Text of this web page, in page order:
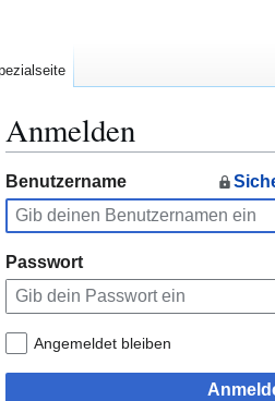
Anmelden
Zur
Navigation
springen
Zur
Suche
springen
Benutzername
Passwort
Angemeldet bleiben